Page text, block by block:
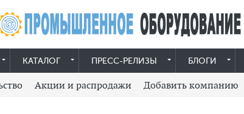
КАТАЛОГ ПРЕСС-РЕЛИЗЫ БЛОГИ
Акции и распродажи Добавить компанию